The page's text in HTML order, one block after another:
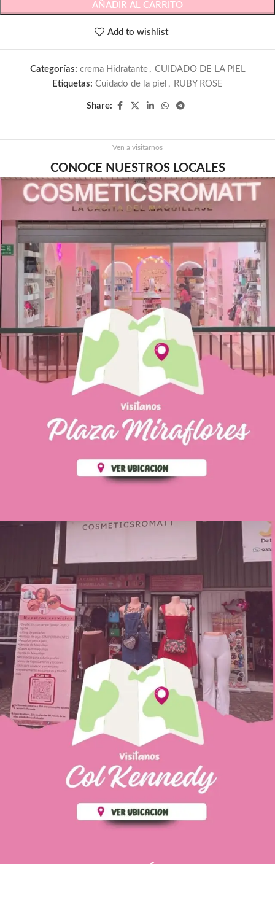
AÑADIR AL CARRITO
Add to wishlist
Categorías: crema Hidratante , CUIDADO DE LA PIEL
Etiquetas: Cuidado de la piel , RUBY ROSE
Share:
Ven a visitarnos
CONOCE NUESTROS LOCALES